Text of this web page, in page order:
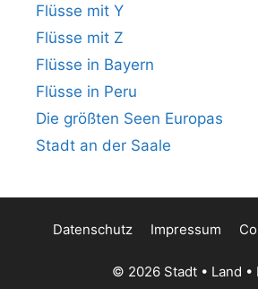
Flüsse mit Y
Flüsse mit Z
Flüsse in Bayern
Flüsse in Peru
Die größten Seen Europas
Stadt an der Saale
Datenschutz Impressum
© 2026 Stadt • Land •